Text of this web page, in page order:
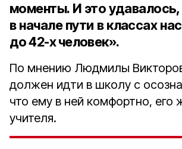
моменты. И это
в начале пути в классах
до42-х человек».
По мнению Людмилы
должен идти в школу с
что ему в ней комфортно, его
учителя.